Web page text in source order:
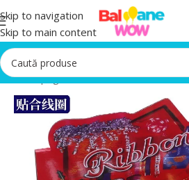
Skip to navigation
Skip to main content
Prima pagină/Accesorii Baloane